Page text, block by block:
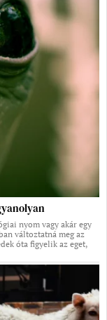
nyom vagy akár egy
változtatná meg az
óta figyelik az eget,